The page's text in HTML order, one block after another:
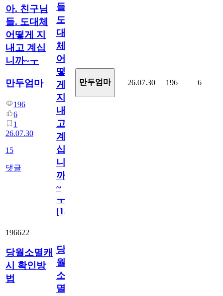
아. 친구님
들. 도대체
어떻게 지
내고 계십
니까~ㅜ
만두엄마
196
6
1
26.07.30
15
댓글
들.
도
대
체
어
떻
게
지
내
고
계
십
니
까
~
ㅜ
[15
만두엄마 26.07.30 196 6
196622
당월소멸캐
시 확인방
법
당
월
소
멸